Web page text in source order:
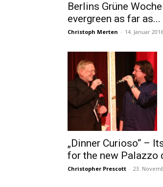
Berlins Grüne
evergreen as far as...
Christoph Merten - 14. Januar 2016
„Dinner Curioso“ –
for the new Palazzo
Christopher Prescott - 23.